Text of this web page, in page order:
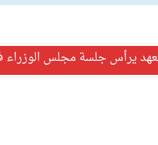
يرأس جلسة مجلس